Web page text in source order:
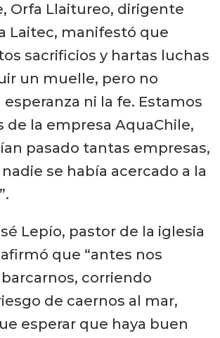
Orfa Llaitureo, dirigente
Laitec, manifestó que
sacrificios y hartas luchas
un muelle, pero no
ni la fe. Estamos
de la empresa AquaChile,
pasado tantas empresas,
se había acercado a la
Lepío, pastor de la iglesia
que “antes nos
corriendo
de caernos al mar,
esperar que haya buen